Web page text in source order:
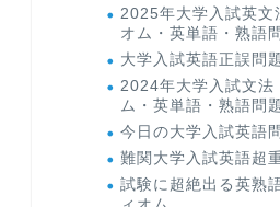
2025年大学入試英文
オム・英単語・熟語
大学入試英語正誤問
2024年大学入試文法
ム・英単語・熟語問
今日の大学入試英語
難関大学入試英語超
試験に超絶出る英熟